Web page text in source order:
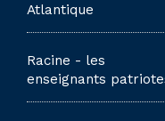
Atlantique
Racine - les
enseignants